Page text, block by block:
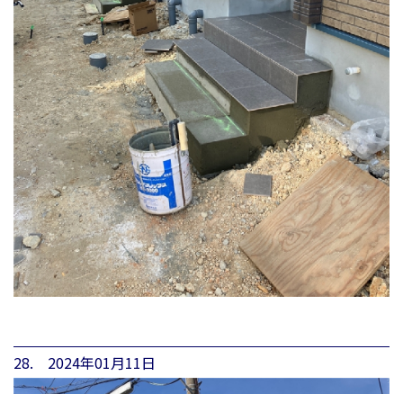
28. 2024年01月11日